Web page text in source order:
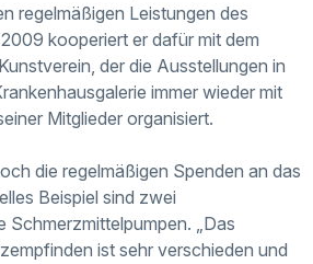
regelmäßigen Leistungen des
kooperiert er dafür mit dem
der die Ausstellungen in
immer wieder mit
Mitglieder organisiert.
die regelmäßigen Spenden an das
Beispiel sind zwei
Schmerzmittelpumpen. „Das
ist sehr verschieden und